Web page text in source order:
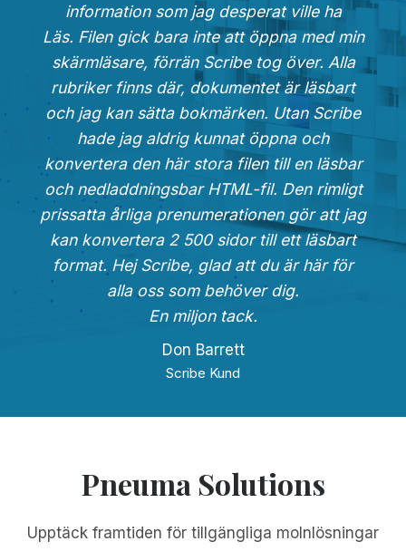
information som jag desperat ville ha
Läs. Filen gick bara inte att öppna med min
skärmläsare, förrän Scribe tog över. Alla
rubriker finns där, dokumentet är läsbart
och jag kan sätta bokmärken. Utan Scribe
hade jag aldrig kunnat öppna och
konvertera den här stora filen till en läsbar
och nedladdningsbar HTML-fil. Den rimligt
prissatta årliga prenumerationen gör att jag
kan konvertera 2 500 sidor till ett läsbart
format. Hej Scribe, glad att du är här för
alla oss som behöver dig.
En miljon tack.
Don Barrett
Scribe Kund
Pneuma Solutions
Upptäck framtiden för tillgängliga molnlösningar